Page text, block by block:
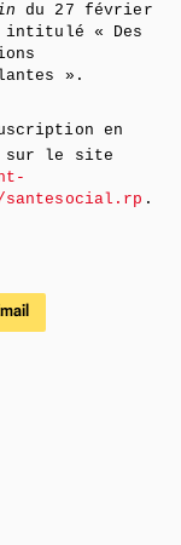
du 27 février
intitulé « Des
».
en
sur le site
.